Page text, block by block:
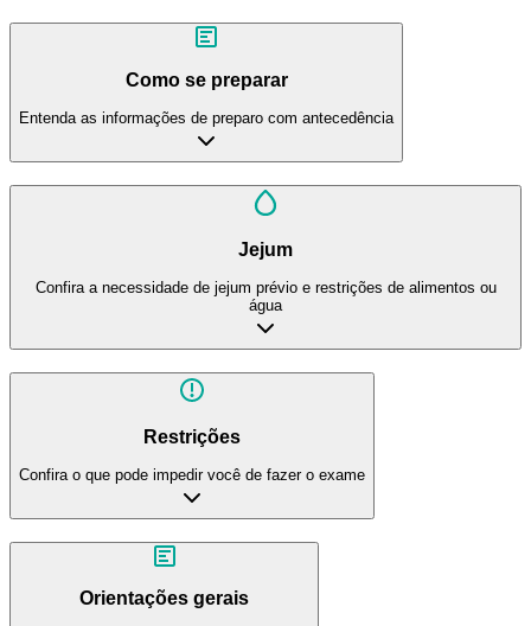
Como se preparar
Entenda as informações de preparo com antecedência
Jejum
Confira a necessidade de jejum prévio e restrições de alimentos ou
água
Restrições
Confira o que pode impedir você de fazer o exame
Orientações gerais